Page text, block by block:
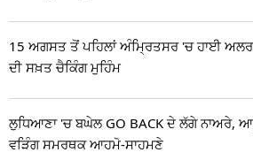
15 ਅਗਸਤ ਤੋਂ ਪਹਿਲਾਂ ਅੰਮ੍ਰਿਤਸਰ 'ਚ ਹਾਈ
ਦੀ ਸਖ਼ਤ ਚੈਕਿੰਗ ਮੁਹਿੰਮ
ਲੁਧਿਆਣਾ 'ਚ ਬਘੇਲ GO BACK ਦੇ ਲੱਗੇ ਨਾਅਰੇ,
ਵੜਿੰਗ ਸਮਰਥਕ ਆਹਮੋ-ਸਾਹਮਣੇ